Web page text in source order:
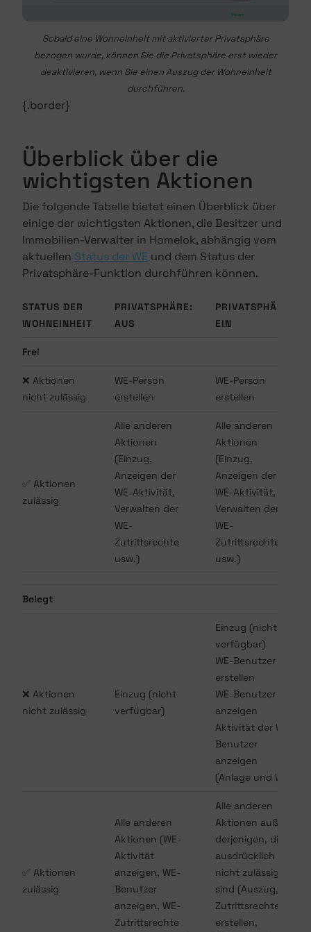
Sobald eine Wohneinheit mit aktivierter Privatsphäre
bezogen wurde, können Sie die Privatsphäre erst wieder
deaktivieren, wenn Sie einen Auszug der Wohneinheit
durchführen.
{.border}
Überblick über die
wichtigsten Aktionen
Die folgende Tabelle bietet einen Überblick über
einige der wichtigsten Aktionen, die Besitzer und
Immobilien-Verwalter in Homelok, abhängig vom
aktuellen Status der WE und dem Status der
Privatsphäre-Funktion durchführen können.
STATUS DER
WOHNEINHEIT
PRIVATSPHÄRE:
AUS
PRIVATSPHÄRE:
EIN
Frei
❌ Aktionen
nicht zulässig
WE-Person
erstellen
WE-Person
erstellen
✅ Aktionen
zulässig
Alle anderen
Aktionen
(Einzug,
Anzeigen der
WE-Aktivität,
Verwalten der
WE-
Zutrittsrechte
usw.)
Alle anderen
Aktionen
(Einzug,
Anzeigen der
WE-Aktivität,
Verwalten der
WE-
Zutrittsrechte
usw.)
Belegt
❌ Aktionen
nicht zulässig
Einzug (nicht
verfügbar)
Einzug (nicht
verfügbar)
WE-Benutzer
erstellen
WE-Benutzer
anzeigen
Aktivität der WE-
Benutzer
anzeigen
(Anlage und WE)
✅ Aktionen
zulässig
Alle anderen
Aktionen (WE-
Aktivität
anzeigen, WE-
Benutzer
anzeigen, WE-
Zutrittsrechte
Alle anderen
Aktionen außer
derjenigen, die
ausdrücklich
nicht zulässig
sind (Auszug,
Zutrittsrechte
erstellen,